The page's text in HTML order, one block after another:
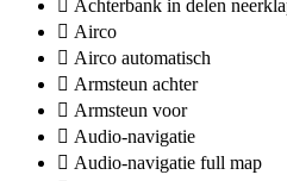
Achterbank in delen
Airco
Airco automatisch
Armsteun achter
Armsteun voor
Audio-navigatie
Audio-navigatie full map